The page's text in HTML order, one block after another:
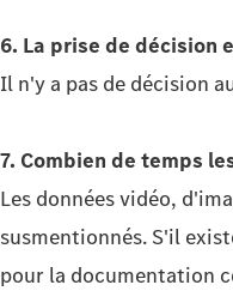
6. La prise de décision
Il n'y a pas de décision
7. Combien de temps
Les données vidéo,
susmentionnés. S'il
pour la documentation